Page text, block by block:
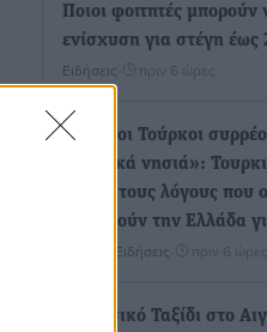
Ποιοι φοιτητές μπορούν
ενίσχυση για στέγη
Ειδήσεις πριν 6 ώρες
«Γιατί οι Τούρκοι
ελληνικά νησιά»:
εξηγεί τους λόγους που
προτιμούν την Ελλάδα
Τοπικές Ειδήσεις πριν 6 ώρες
«Μουσικό Ταξίδι στο